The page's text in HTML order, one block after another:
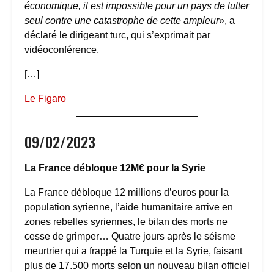
économique, il est impossible pour un pays de lutter
seul contre une catastrophe de cette ampleur», a
déclaré le dirigeant turc, qui s’exprimait par
vidéoconférence.
[…]
Le Figaro
09/02/2023
La France débloque 12M€ pour la Syrie
La France débloque 12 millions d’euros pour la
population syrienne, l’aide humanitaire arrive en
zones rebelles syriennes, le bilan des morts ne
cesse de grimper… Quatre jours après le séisme
meurtrier qui a frappé la Turquie et la Syrie, faisant
plus de 17.500 morts selon un nouveau bilan officiel